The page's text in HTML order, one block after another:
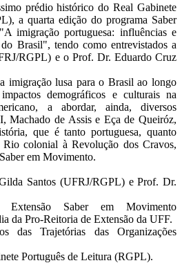
prédio histórico do Real Gabinete
a quarta edição do programa Saber
imigração portuguesa: influências e
Brasil", tendo como entrevistados a
RGPL) e o Prof. Dr. Eduardo Cruz
imigração lusa para o Brasil ao longo
demográficos e culturais na
a abordar, ainda, diversos
Machado de Assis e Eça de Queiróz,
que é tanto portuguesa, quanto
colonial à Revolução dos Cravos,
em Movimento.
Santos (UFRJ/RGPL) e Prof. Dr.
Saber em Movimento
da Pro-Reitoria de Extensão da UFF.
das Trajetórias das Organizações
Português de Leitura (RGPL).